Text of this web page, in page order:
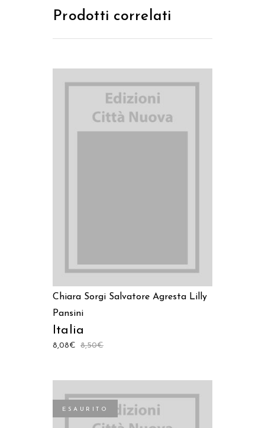
Prodotti correlati
Chiara Sorgi Salvatore Agresta Lilly
Pansini
Italia
8,50€
8,08€
ESAURITO